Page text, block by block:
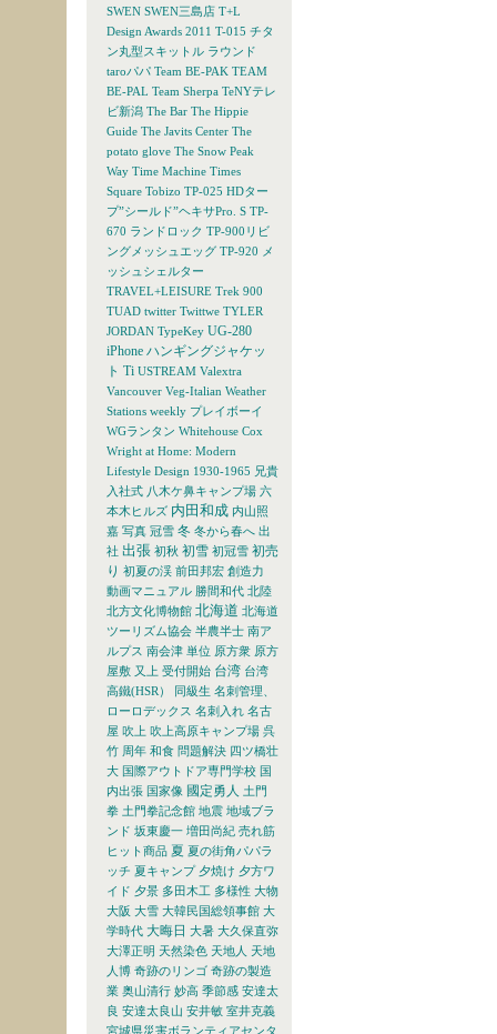
SWEN SWEN三島店 T+L
Design Awards 2011 T-015 チタ
ン丸型スキットル ラウンド
taroパパ Team BE-PAK TEAM
BE-PAL Team Sherpa TeNYテレ
ビ新潟 The Bar The Hippie
Guide The Javits Center The
potato glove The Snow Peak
Way Time Machine Times
Square Tobizo TP-025 HDター
プ”シールド”ヘキサPro. S TP-
670 ランドロック TP-900リビ
ングメッシュエッグ TP-920 メ
ッシュシェルター
TRAVEL+LEISURE Trek 900
TUAD twitter Twittwe TYLER
JORDAN TypeKey UG-280
iPhone ハンギングジャケッ
ト Ti USTREAM Valextra
Vancouver Veg-Italian Weather
Stations weekly プレイボーイ
WGランタン Whitehouse Cox
Wright at Home: Modern
Lifestyle Design 1930-1965 兄貴
入社式 八木ケ鼻キャンプ場 六
本木ヒルズ 内田和成 内山照
嘉 写真 冠雪 冬 冬から春へ 出
社 出張 初秋 初雪 初冠雪 初売
り 初夏の渓 前田邦宏 創造力
動画マニュアル 勝間和代 北陸
北方文化博物館 北海道 北海道
ツーリズム協会 半農半士 南ア
ルプス 南会津 単位 原方衆 原方
屋敷 又上 受付開始 台湾 台湾
高鐵(HSR）
同級生 名刺管理、
ローロデックス 名刺入れ 名古
屋 吹上 吹上高原キャンプ場 呉
竹 周年 和食 問題解決 四ツ橋壮
大 国際アウトドア専門学校 国
内出張 国家像 國定勇人 土門
拳 土門拳記念館 地震 地域ブラ
ンド 坂東慶一 増田尚紀 売れ筋
ヒット商品 夏 夏の街角パパラ
ッチ 夏キャンプ 夕焼け 夕方ワ
イド 夕景 多田木工 多様性 大物
大阪 大雪 大韓民国総領事館 大
学時代 大晦日 大暑 大久保直弥
大澤正明 天然染色 天地人 天地
人博 奇跡のリンゴ 奇跡の製造
業 奥山清行 妙高 季節感 安達太
良 安達太良山 安井敏 室井克義
宮城県災害ボランティアセンタ